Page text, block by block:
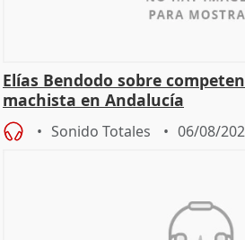
Elías Bendodo sobre
machista en Andalucía
Sonido Totales 06/08/